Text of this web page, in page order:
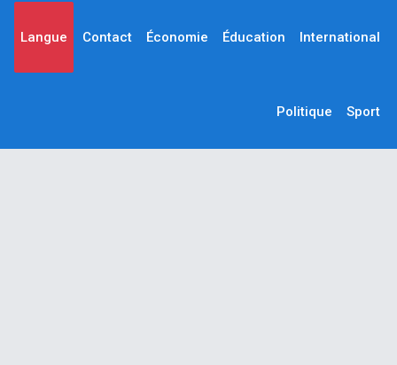
Langue Contact Économie Éducation International
Politique Sport